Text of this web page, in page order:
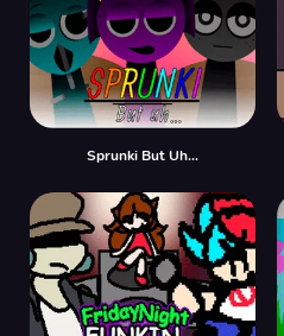
Sprunki But Uh…